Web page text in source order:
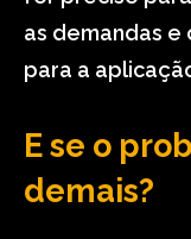
as demandas
para a
E se o
demais?